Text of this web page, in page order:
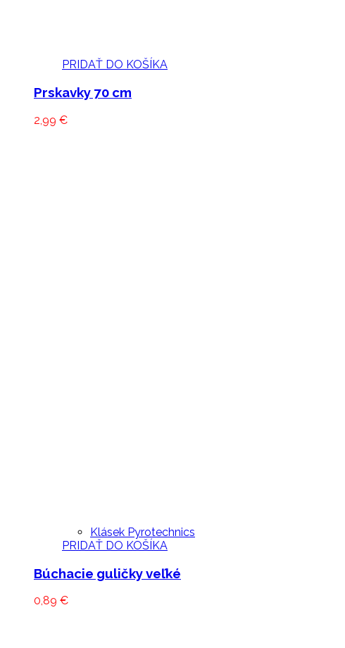
PRIDAŤ DO KOŠÍKA
Prskavky 70 cm
2,99 €
Klásek Pyrotechnics
PRIDAŤ DO KOŠÍKA
Búchacie guličky veľké
0,89 €